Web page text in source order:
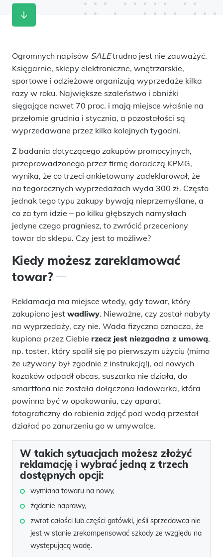
Ogromnych napisów SALEtrudno jest nie zauważyć.
Księgarnie, sklepy elektroniczne, wnętrzarskie,
sportowe i odzieżowe organizują wyprzedaże kilka
razy w roku. Największe szaleństwo i obniżki
sięgające nawet 70 proc. i mają miejsce właśnie na
przełomie grudnia i stycznia, a pozostałości są
wyprzedawane przez kilka kolejnych tygodni.
Z badania dotyczącego zakupów promocyjnych,
przeprowadzonego przez firmę doradczą KPMG,
wynika, że co trzeci ankietowany zadeklarował, że
na tegorocznych wyprzedażach wyda 300 zł. Często
jednak tego typu zakupy bywają nieprzemyślane, a
co za tym idzie ‒ po kilku głębszych namysłach
jedyne czego pragniesz, to zwrócić przeceniony
towar do sklepu. Czy jest to możliwe?
Kiedy możesz zareklamować
towar?
Reklamacja ma miejsce wtedy, gdy towar, który
zakupiono jest wadliwy. Nieważne, czy został nabyty
na wyprzedaży, czy nie. Wada fizyczna oznacza, że
kupiona przez Ciebie rzecz jest niezgodna z umową,
np. toster, który spalił się po pierwszym użyciu (mimo
że używany był zgodnie z instrukcją!), od nowych
kozaków odpadł obcas, suszarka nie działa, do
smartfona nie została dołączona ładowarka, która
powinna być w opakowaniu, czy aparat
fotograficzny do robienia zdjęć pod wodą przestał
działać po zanurzeniu go w umywalce.
W takich sytuacjach możesz złożyć
reklamację i wybrać jedną z trzech
dostępnych opcji:
wymiana towaru na nowy,
żądanie naprawy,
zwrot całości lub części gotówki, jeśli sprzedawca nie
jest w stanie zrekompensować szkody ze względu na
występującą wadę.